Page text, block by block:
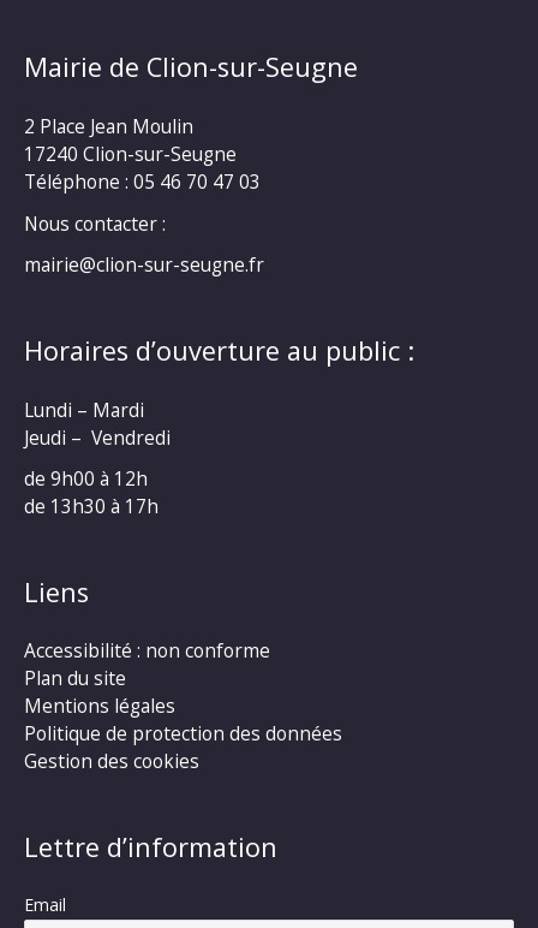
Mairie de Clion-sur-Seugne
2 Place Jean Moulin
17240 Clion-sur-Seugne
Téléphone : 05 46 70 47 03
Nous contacter :
mairie@clion-sur-seugne.fr
Horaires d’ouverture au public :
Lundi – Mardi
Jeudi – Vendredi
de 9h00 à 12h
de 13h30 à 17h
Liens
Accessibilité : non conforme
Plan du site
Mentions légales
Politique de protection des données
Gestion des cookies
Lettre d’information
Email